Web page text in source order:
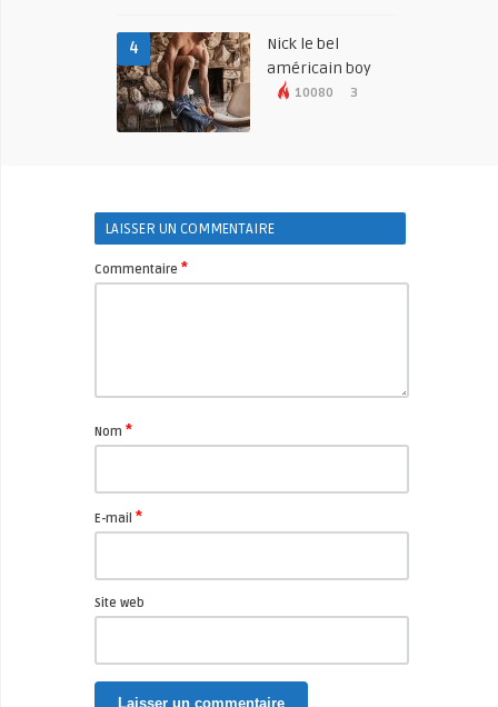
4
Nick le bel
américain boy
10080 3
LAISSER UN COMMENTAIRE
Commentaire *
Nom *
E-mail *
Site web